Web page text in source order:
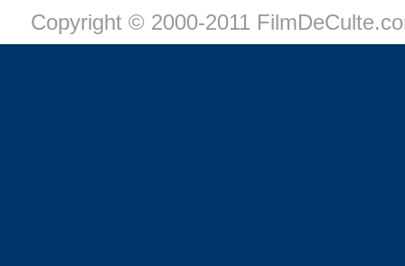
Copyright © 2000-2011